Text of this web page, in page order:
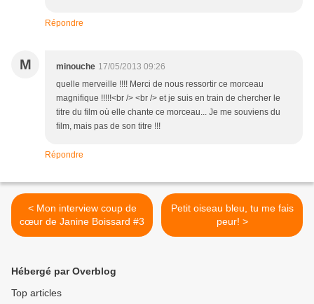
Répondre
M minouche 17/05/2013 09:26
quelle merveille !!!! Merci de nous ressortir ce morceau
magnifique !!!!!<br /> <br /> et je suis en train de chercher le
titre du film où elle chante ce morceau... Je me souviens du
film, mais pas de son titre !!!
Répondre
< Mon interview coup de
cœur de Janine Boissard #3
Petit oiseau bleu, tu me fais
peur! >
Hébergé par Overblog
Top articles